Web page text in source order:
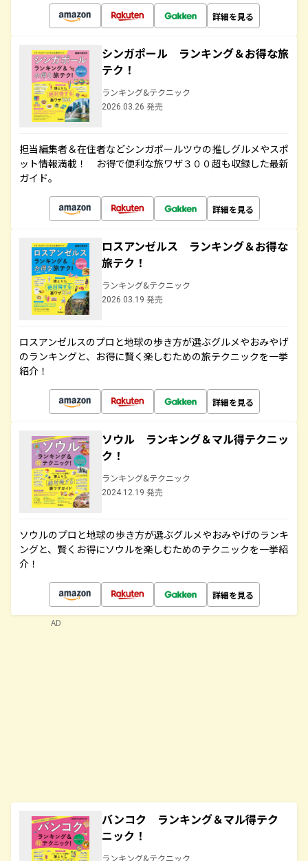
詳細を見る
シンガポール ランキング＆お得な旅
テク！
ランキング&テクニック
2026.03.26 発売
担当編集者＆在住者などシンガポールツウの推しグルメやスポ
ット情報満載！ お得で便利な旅ワザ３００超も収録した最新
ガイド。
詳細を見る
ロスアンゼルス ランキング＆お得な
旅テク！
ランキング&テクニック
2026.03.19 発売
ロスアンゼルスのプロと地球の歩き方が選ぶグルメやおみやげ
のランキングと、お得に賢く楽しむための旅テクニックを一挙
紹介！
詳細を見る
ソウル ランキング＆マル得テクニッ
ク！
ランキング&テクニック
2024.12.19 発売
ソウルのプロと地球の歩き方が選ぶグルメやおみやげのランキ
ングと、賢くお得にソウルを楽しむためのテクニックを一挙紹
介！
詳細を見る
バンコク ランキング＆マル得テク
ニック！
ランキング&テクニック
AD